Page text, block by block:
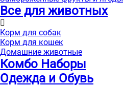
Все для животных
Корм для собак
Корм для кошек
Домашние животные
Комбо Наборы
Одежда и Обувь